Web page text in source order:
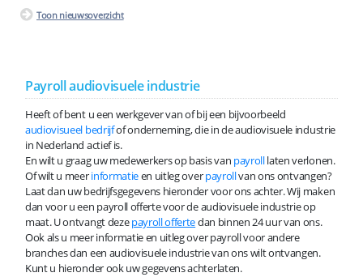
Toon nieuwsoverzicht
Payroll audiovisuele industrie
Heeft of bent u een werkgever van of bij een bijvoorbeeld
audiovisueel bedrijfof onderneming, die in de audiovisuele industrie
in Nederland actief is.
En wilt u graag uw medewerkers op basis van payrolllaten verlonen.
Of wilt u meerinformatieen uitleg overpayrollvan ons ontvangen?
Laat dan uw bedrijfsgegevens hieronder voor ons achter. Wij maken
dan voor u een payroll offerte voor de audiovisuele industrie op
maat. U ontvangt dezepayroll offertedan binnen 24 uur van ons.
Ook als u meer informatie en uitleg over payroll voor andere
branches dan een audiovisuele industrie van ons wilt ontvangen.
Kunt u hieronder ook uw gegevens achterlaten.